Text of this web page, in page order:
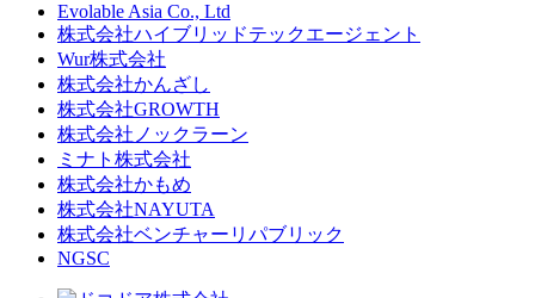
Evolable Asia Co., Ltd
株式会社ハイブリッドテックエージェント
Wur株式会社
株式会社かんざし
株式会社GROWTH
株式会社ノックラーン
ミナト株式会社
株式会社かもめ
株式会社NAYUTA
株式会社ベンチャーリパブリック
NGSC